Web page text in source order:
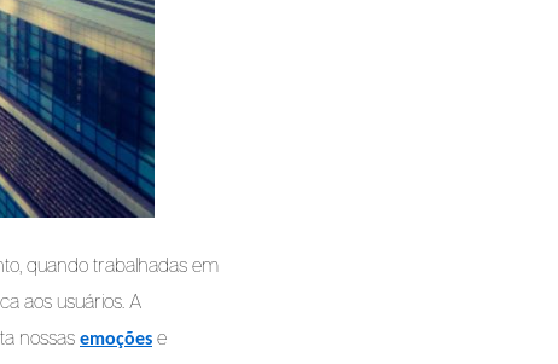
quando trabalhadas em
aos usuários. A
nossas emoções e